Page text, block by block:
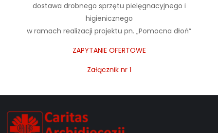
dostawa drobnego sprzętu pielęgnacyjnego i
higienicznego
w ramach realizacji projektu pn. „Pomocna dłoń”
ZAPYTANIE OFERTOWE
Załącznik nr 1